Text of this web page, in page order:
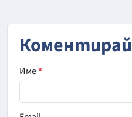
Коментирай
Име*